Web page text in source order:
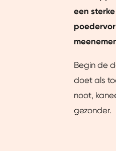
een
Begin de
doet als
noot,
gezonder.